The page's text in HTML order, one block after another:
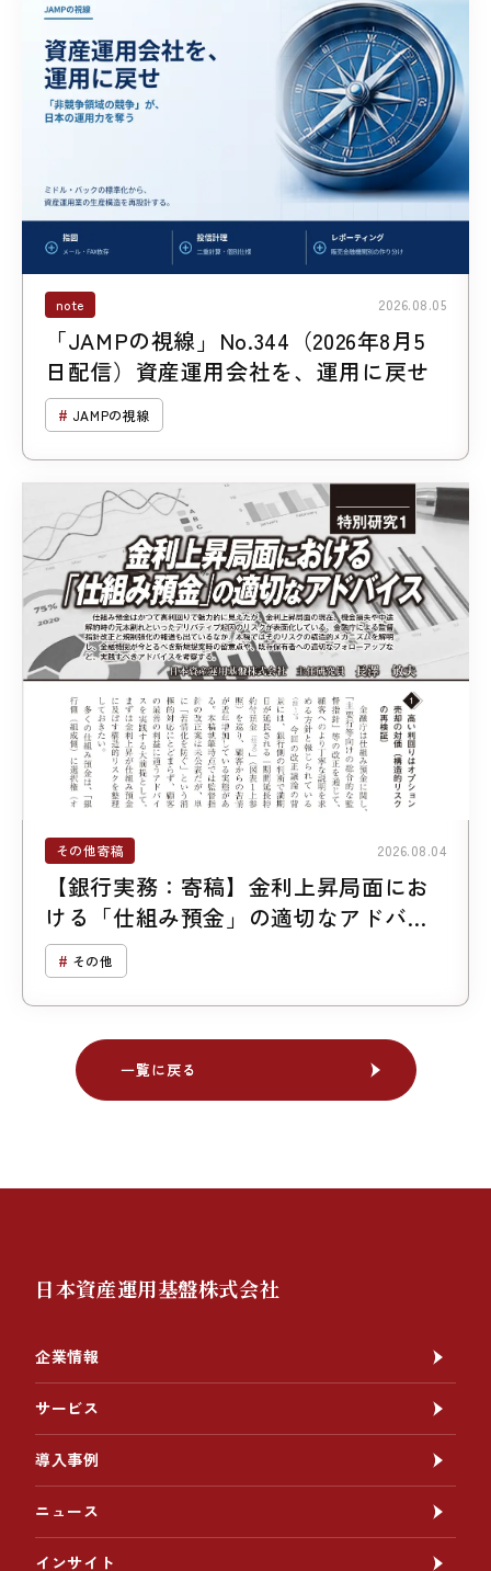
note 2026.08.05
「JAMPの視線」No.344（2026年8月5
日配信）資産運用会社を、運用に戻せ
JAMPの視線
その他寄稿 2026.08.04
【銀行実務：寄稿】金利上昇局面にお
ける「仕組み預金」の適切なアドバイ
ス その他
一覧に戻る
一覧に戻る
日本資産運用基盤株式会社
企業情報
サービス
導入事例
ニュース
インサイト